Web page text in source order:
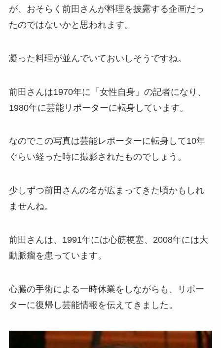
が、おそらく前田さんが料理を披露する企画だっ
たのではないかと思われます。
凝った料理が並んでいておいしそうですね。
前田さんは1970年に「女性自身」の記者になり、
1980年に芸能リポーターに転身しています。
なのでこの写真は芸能レポーターに転身して10年
ぐらい経った時に撮影されたものでしょう。
少しずつ前田さんの名が広まってきた頃かもしれ
ませんね。
前田さんは、1991年には心筋梗塞、2008年には大
動脈瘤を患っています。
心臓の手術による一時休業をしながらも、リポー
ターに復帰し芸能情報を伝えてきました。